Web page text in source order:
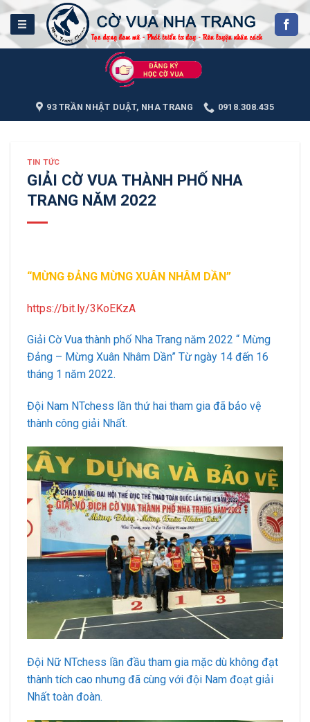
Skip
content
93 TRẦN NHẬT DUẬT, NHA TRANG 0918.308.435
TIN TỨC
GIẢI CỜ VUA THÀNH PHỐ NHA
TRANG NĂM 2022
“MỪNG ĐẢNG MỪNG XUÂN NHÂM DẦN”
https://bit.ly/3KoEKzA
Giải Cờ Vua thành phố Nha Trang năm 2022 “ Mừng
Đảng – Mừng Xuân Nhâm Dần” Từ ngày 14 đến 16
tháng 1 năm 2022.
Đội Nam NTchess lần thứ hai tham gia đã bảo vệ
thành công giải Nhất.
Đội Nữ NTchess lần đầu tham gia mặc dù không đạt
thành tích cao nhưng đã cùng với đội Nam đoạt giải
Nhất toàn đoàn.